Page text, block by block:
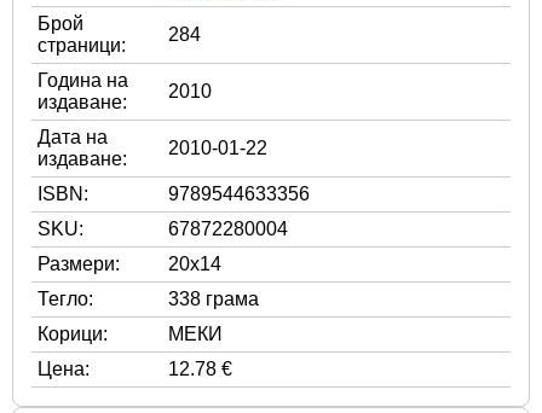
Брой
страници:
284
Година на
издаване:
2010
Дата на
издаване:
2010-01-22
ISBN:
9789544633356
SKU:
67872280004
Размери:
20x14
Тегло:
338 грама
Корици:
МЕКИ
Цена:
12.78 €